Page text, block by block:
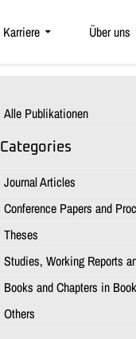
Karriere Über uns
Alle Publikationen
Categories
Journal Articles
Conference Papers and
Theses
Studies, Working Reports
Books and Chapters in
Others